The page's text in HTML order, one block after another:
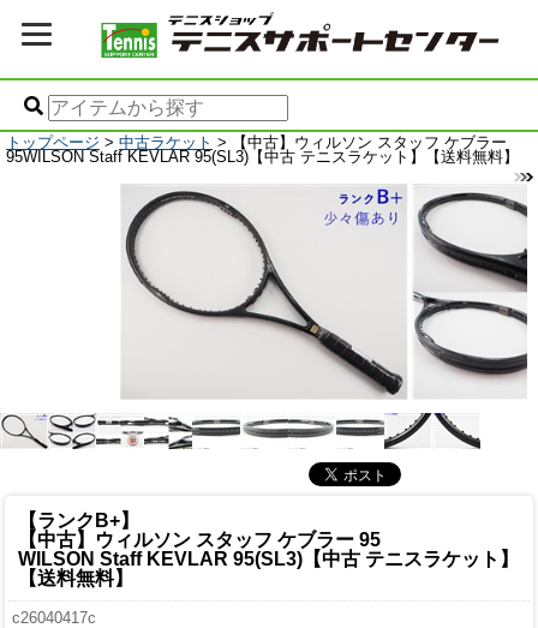
トップページ > 中古ラケット > 【中古】ウィルソン スタッフ ケブラー
95WILSON Staff KEVLAR 95(SL3)【中古 テニスラケット】【送料無料】
【ランクB+】
【中古】ウィルソン スタッフ ケブラー 95
WILSON Staff KEVLAR 95(SL3)【中古 テニスラケット】
【送料無料】
c26040417c